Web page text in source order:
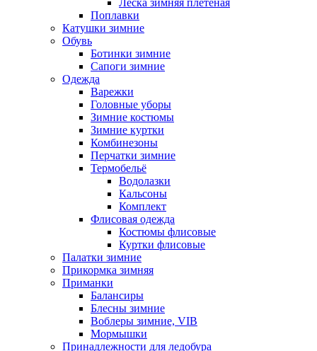
Леска зимняя плетеная
Поплавки
Катушки зимние
Обувь
Ботинки зимние
Сапоги зимние
Одежда
Варежки
Головные уборы
Зимние костюмы
Зимние куртки
Комбинезоны
Перчатки зимние
Термобельё
Водолазки
Кальсоны
Комплект
Флисовая одежда
Костюмы флисовые
Куртки флисовые
Палатки зимние
Прикормка зимняя
Приманки
Балансиры
Блесны зимние
Воблеры зимние, VIB
Мормышки
Принадлежности для ледобура